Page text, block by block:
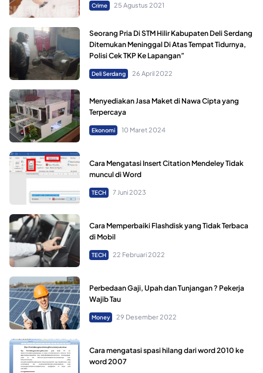
Crime 25 Agustus 2021
Seorang Pria Di STM Hilir Kabupaten Deli Serdang
Ditemukan Meninggal Di Atas Tempat Tidurnya,
Polisi Cek TKP Ke Lapangan”
Deli Serdang 26 April 2022
Menyediakan Jasa Maket di Nawa Cipta yang
Terpercaya
Ekonomi 10 Maret 2024
Cara Mengatasi Insert Citation Mendeley Tidak
muncul di Word
TECH 7 Juni 2023
Cara Memperbaiki Flashdisk yang Tidak Terbaca
di Mobil
TECH 22 Februari 2022
Perbedaan Gaji, Upah dan Tunjangan ? Pekerja
Wajib Tau
Money 29 Desember 2022
Cara mengatasi spasi hilang dari word 2010 ke
word 2007